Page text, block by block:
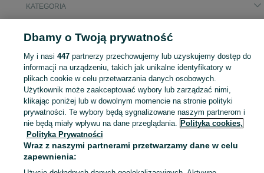
KATEGORIA
Popularne wyszukiwania
Sprzedaż pozostałych artykułów ogrodowych Małopolskie ▶️ Sadzonki i rośliny ✅ Nowe i używane w atrakcyjnych cenach ☝ Sprawdź oferty na OLX.pl!
Mapa kategorii
Mapa miejscowości
Mapa ministron
Popularne wyszukiwania
Dbamy o Twoją prywatność
My i nasi 447partnerzy przechowujemy lub uzyskujemy dostęp do
informacji na urządzeniu, takich jak unikalne identyfikatory w
plikach cookie w celu przetwarzania danych osobowych.
Użytkownik może zaakceptować wybory lub zarządzać nimi,
klikając poniżej lub w dowolnym momencie na stronie polityki
prywatności. Te wybory będą sygnalizowane naszym partnerom i
nie będą miały wpływu na dane przeglądania. Polityka cookies,
Polityka Prywatności
Wraz z naszymi partnerami przetwarzamy dane w celu
zapewnienia: